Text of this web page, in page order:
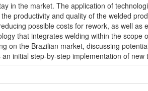
in the market. The application of
productivity and quality of the welded
possible costs for rework, as well as
that integrates welding within the scope
on the Brazilian market, discussing
initial step-by-step implementation of new